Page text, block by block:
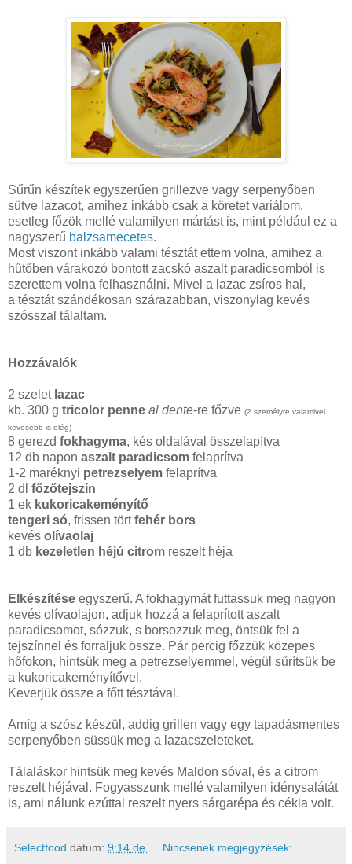
Sűrűn készítek egyszerűen grillezve vagy serpenyőben
sütve lazacot, amihez inkább csak a köretet variálom,
esetleg főzök mellé valamilyen mártást is, mint például ez a
nagyszerű balzsamecetes.
Most viszont inkább valami tésztát ettem volna, amihez a
hűtőben várakozó bontott zacskó aszalt paradicsomból is
szerettem volna felhasználni. Mivel a lazac zsíros hal,
a tésztát szándékosan szárazabban, viszonylag kevés
szósszal tálaltam.
Hozzávalók
2 szeletlazac
kb. 300 g tricolor penne al dente-re főzve (2 személyre valamivel
kevesebb is elég)
8 gerezd fokhagyma, kés oldalával összelapítva
12 db napon aszalt paradicsom felaprítva
1-2 maréknyi petrezselyem felaprítva
2 dl főzőtejszín
1 ek kukoricakeményítő
tengeri só, frissen törtfehér bors
kevés olívaolaj
1 db kezeletlen héjú citrom reszelt héja
Elkészítése egyszerű. A fokhagymát futtassuk meg nagyon
kevés olívaolajon, adjuk hozzá a felaprított aszalt
paradicsomot, sózzuk, s borsozzuk meg, öntsük fel a
tejszínnel és forraljuk össze. Pár percig főzzük közepes
hőfokon, hintsük meg a petrezselyemmel, végül sűrítsük be
a kukoricakeményítővel.
Keverjük össze a főtt tésztával.
Amíg a szósz készül, addig grillen vagy egy tapadásmentes
serpenyőben süssük meg a lazacszeleteket.
Tálaláskor hintsük meg kevés Maldon sóval, és a citrom
reszelt héjával. Fogyasszunk mellé valamilyen idénysalátát
is, ami nálunk ezúttal reszelt nyers sárgarépa és cékla volt.
Selectfood dátum: 9:14 de. Nincsenek megjegyzések: